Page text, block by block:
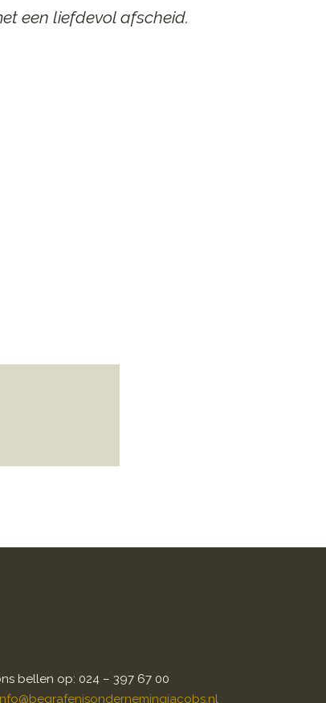
een liefdevol afscheid.
bellen op: 024 – 397 67 00